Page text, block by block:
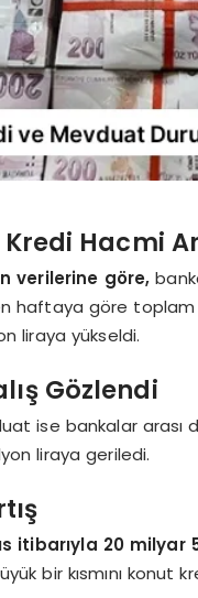
Hacmi
verilerine göre,
haftaya göre
liraya yükseldi.
Gözlendi
ise bankalar
liraya geriledi.
itibarıyla 20 milyar
bir kısmını konut